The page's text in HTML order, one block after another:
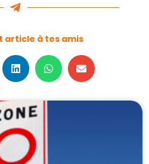
article à tes amis